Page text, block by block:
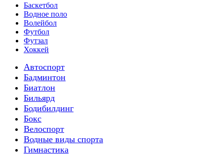
Баскетбол
Водное поло
Волейбол
Футбол
Футзал
Хоккей
Автоспорт
Бадминтон
Биатлон
Бильярд
Бодибилдинг
Бокс
Велоспорт
Водные виды спорта
Гимнастика